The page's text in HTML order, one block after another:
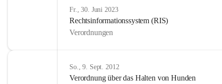
Fr., 30. Juni 2023
Rechtsinformationssystem (RIS)
Verordnungen
So., 9. Sept. 2012
Verordnung über das Halten von Hunden